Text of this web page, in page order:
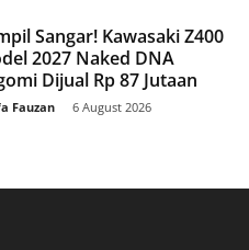
Sangar! Kawasaki Z400
2027 Naked DNA
Dijual Rp 87 Jutaan
Fauzan 6 August 2026